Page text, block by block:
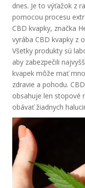
dnes. Je to výťažok z
pomocou procesu
CBD kvapky, značka
vyrába CBD kvapky z
Všetky produkty sú
aby zabezpečili
kvapek môže mať
zdravie a pohodu.
obsahuje len stopové
obávať žiadnych